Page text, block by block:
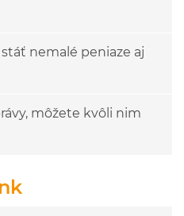
nemalé peniaze aj
môžete kvôli nim